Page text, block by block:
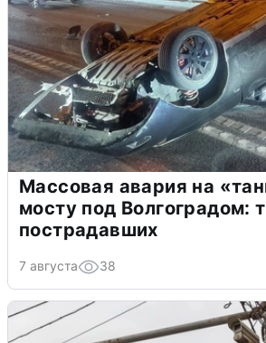
Массовая авария на
мосту под Волгоградом:
пострадавших
7 августа 38